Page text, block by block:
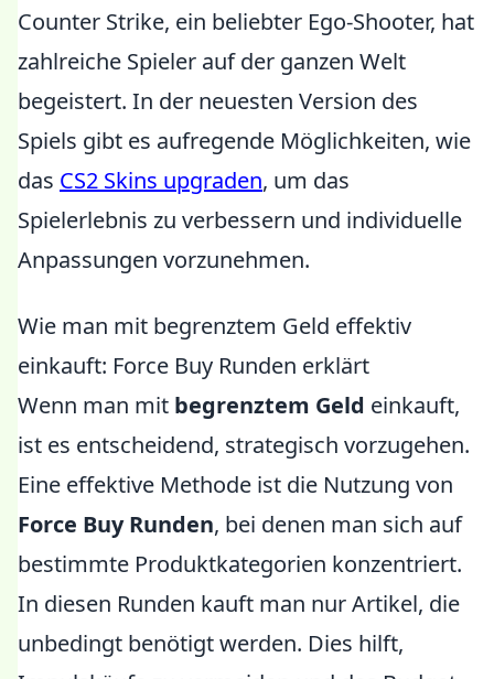
Counter Strike, ein beliebter Ego-Shooter, hat
zahlreiche Spieler auf der ganzen Welt
begeistert. In der neuesten Version des
Spiels gibt es aufregende Möglichkeiten, wie
das CS2 Skins upgraden, um das
Spielerlebnis zu verbessern und individuelle
Anpassungen vorzunehmen.
Wie man mit begrenztem Geld effektiv
einkauft: Force Buy Runden erklärt
Wenn man mit begrenztem Geld einkauft,
ist es entscheidend, strategisch vorzugehen.
Eine effektive Methode ist die Nutzung von
Force Buy Runden, bei denen man sich auf
bestimmte Produktkategorien konzentriert.
In diesen Runden kauft man nur Artikel, die
unbedingt benötigt werden. Dies hilft,